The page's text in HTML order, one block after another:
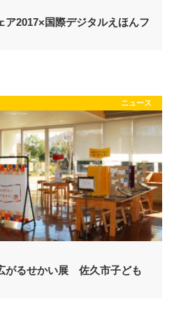
ア2017×国際デジタルえほんフ
ニュース
がるせかい展 佐久市子ども